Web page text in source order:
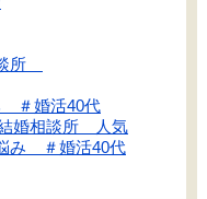
所
＃婚活40代
婚相談所 人気
み ＃婚活40代